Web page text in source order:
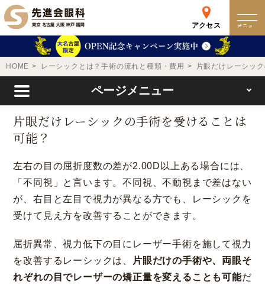
アクセス メニュー
0120-049-113
クリニック
東京 新宿 名古屋
HOME レーシックとは？手術の流れと種類・費用 片眼だけレーシッ
片眼だけレーシックの手術を受けることは
可能？
左右の目の屈折度数の差が2.00D以上ある場合には、
「不同視」と言います。不同視、不動視まで差はない
が、右目と左目で視力が異なる方でも、レーシックを
受けて見え方を改善することができます。
屈折異常、視力低下の目にレーザー手術を施して視力
を改善するレーシックは、
片眼だけの手術や、両眼そ
れぞれの目でレーザーの矯正量を変えることも可能だ
ページメニュー